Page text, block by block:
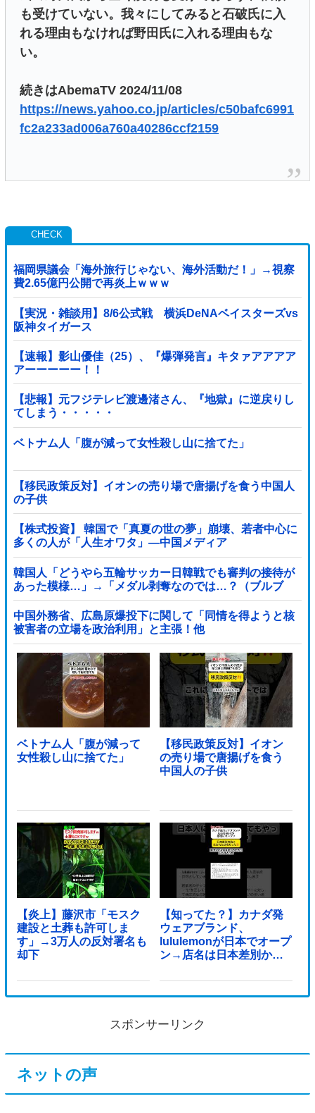
も受けていない。我々にしてみると石破氏に入
れる理由もなければ野田氏に入れる理由もな
い。
続きはAbemaTV 2024/11/08
https://news.yahoo.co.jp/articles/c50bafc6991
fc2a233ad006a760a40286ccf2159
福岡県議会「海外旅行じゃない、海外活動だ！」→視察
費2.65億円公開で再炎上ｗｗｗ
【実況・雑談用】8/6公式戦 横浜DeNAベイスターズvs
阪神タイガース
【速報】影山優佳（25）、『爆弾発言』キタァアアアア
アーーーーー！！
【悲報】元フジテレビ渡邊渚さん、『地獄』に逆戻りし
てしまう・・・・・
ベトナム人「腹が減って女性殺し山に捨てた」
【移民政策反対】イオンの売り場で唐揚げを食う中国人
の子供
【株式投資】 韓国で「真夏の世の夢」崩壊、若者中心に
多くの人が「人生オワタ」―中国メディア
韓国人「どうやら五輪サッカー日韓戦でも審判の接待が
あった模様…」→「メダル剥奪なのでは…？（ブルブ
ル」＝韓国の反応
中国外務省、広島原爆投下に関して「同情を得ようと核
被害者の立場を政治利用」と主張！他
ベトナム人「腹が減って
女性殺し山に捨てた」
【移民政策反対】イオン
の売り場で唐揚げを食う
中国人の子供
【炎上】藤沢市「モスク
建設と土葬も許可しま
す」→3万人の反対署名も
却下
【知ってた？】カナダ発
ウェアブランド、
lululemonが日本でオープ
ン→店名は日本差別から
スポンサーリンク
ネットの声